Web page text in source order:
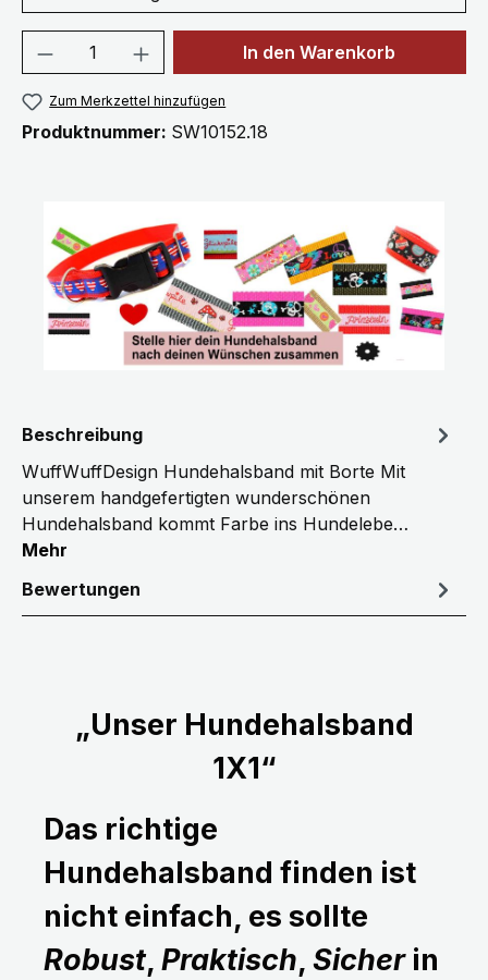
Produkt Anzahl: Gib denIn den Warenkorb
Zum Merkzettel hinzufügen
Produktnummer: SW10152.18
Beschreibung
WuffWuffDesign Hundehalsband mit Borte Mit
unserem handgefertigten wunderschönen
Hundehalsband kommt Farbe ins Hundelebe…
Mehr
Bewertungen
„Unser Hundehalsband
1X1“
Das richtige
Hundehalsband finden ist
nicht einfach, es sollte
Robust, Praktisch, Sicherin